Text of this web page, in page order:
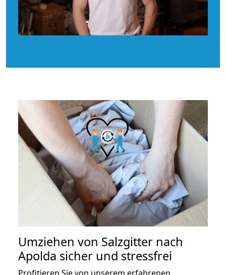
Umziehen von Salzgitter nach
Apolda sicher und stressfrei